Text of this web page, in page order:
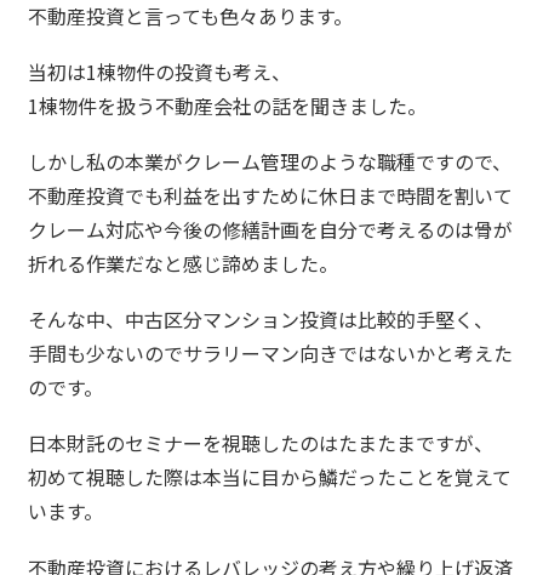
不動産投資と言っても色々あります。
当初は1棟物件の投資も考え、
1棟物件を扱う不動産会社の話を聞きました。
しかし私の本業がクレーム管理のような職種ですので、
不動産投資でも利益を出すために休日まで時間を割いて
クレーム対応や今後の修繕計画を自分で考えるのは骨が
折れる作業だなと感じ諦めました。
そんな中、中古区分マンション投資は比較的手堅く、
手間も少ないのでサラリーマン向きではないかと考えた
のです。
日本財託のセミナーを視聴したのはたまたまですが、
初めて視聴した際は本当に目から鱗だったことを覚えて
います。
不動産投資におけるレバレッジの考え方や繰り上げ返済